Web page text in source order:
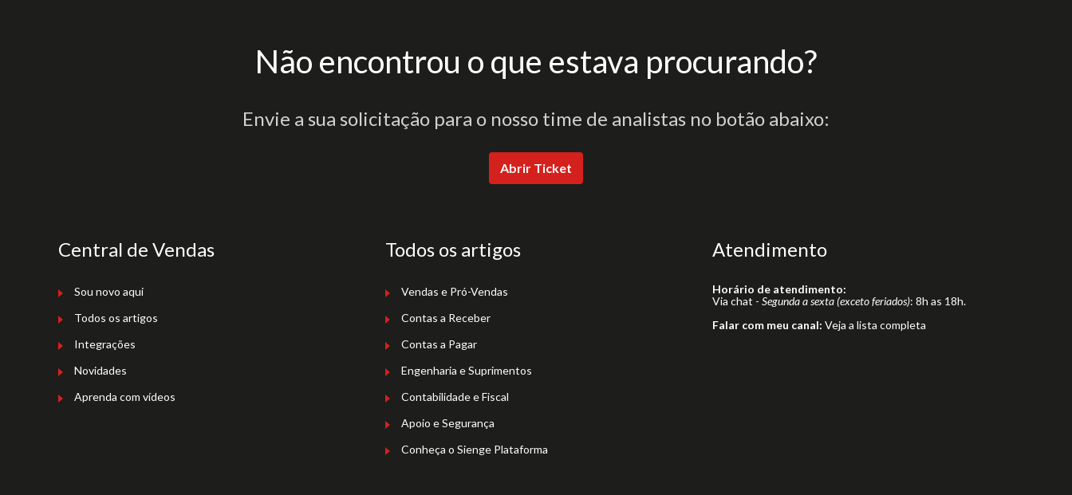
Não encontrou o que estava procurando?
Envie a sua solicitação para o nosso time de analistas no botão abaixo:
Abrir Ticket
Central de Vendas
Sou novo aqui
Todos os artigos
Integrações
Novidades
Aprenda com vídeos
Todos os artigos
Vendas e Pró-Vendas
Contas a Receber
Contas a Pagar
Engenharia e Suprimentos
Contabilidade e Fiscal
Apoio e Segurança
Conheça o Sienge Plataforma
Atendimento
Horário de atendimento:
Via chat - Segunda a sexta (exceto feriados): 8h as 18h.
Falar com meu canal: Veja a lista completa